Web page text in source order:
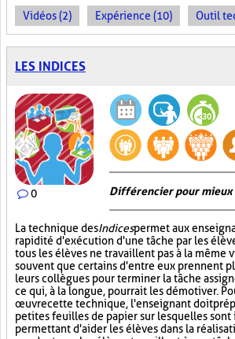
Vidéos (2) Expérience (10) Outil
LES INDICES
0 Différencier pour
La technique desIndicespermet aux
rapidité d'exécution d'une tâche par les
tous les élèves ne travaillent pas à la même
souvent que certains d'entre eux prennent
leurs collègues pour terminer la tâche
ce qui, à la longue, pourrait les démotiver.
œuvre cette technique, l'enseignant doit
petites feuilles de papier sur lesquelles sont
permettant d'aider les élèves dans la